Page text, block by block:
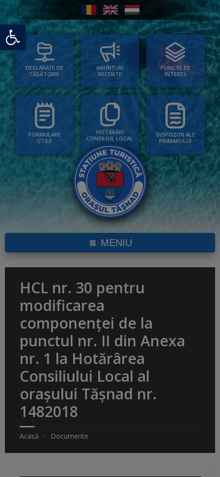
Deschide bara de unelte
DECLARAȚII DE
CĂSĂTORIE
ANUNȚURI
RECENTE
PUNCTE DE
INTERES
FORMULARE
UTILE
HOTĂRÂRI
CONSILIUL LOCAL
DISPOZIȚII ALE
PRIMARULUI
MENIU
HCL nr. 30 pentru
modificarea
componenței de la
punctul nr. II din Anexa
nr. 1 la Hotărârea
Consiliului Local al
orașului Tășnad nr.
1482018
Acasă Documente